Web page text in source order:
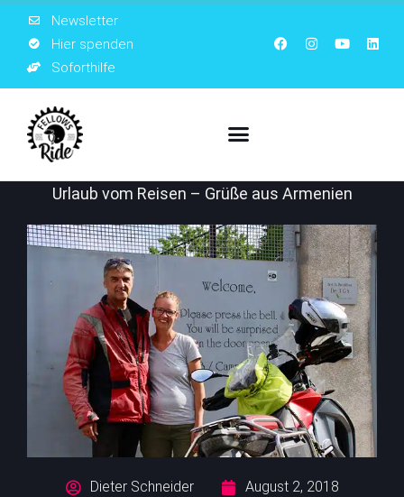
Newsletter
Hier spenden
Soforthilfe
Urlaub vom Reisen – Grüße aus Armenien
Dieter Schneider
August 2, 2018